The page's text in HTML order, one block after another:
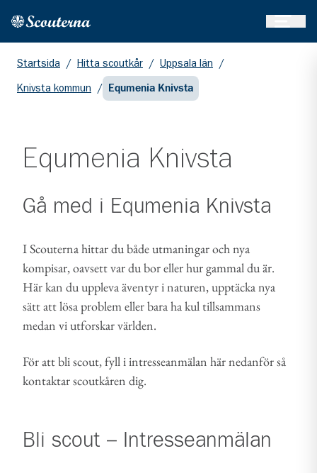
Hem
Startsida / Hitta scoutkår / Uppsala län /
Knivsta kommun / Equmenia Knivsta
Equmenia Knivsta
Gå med i Equmenia Knivsta
I Scouterna hittar du både utmaningar och nya
kompisar, oavsett var du bor eller hur gammal du är.
Här kan du uppleva äventyr i naturen, upptäcka nya
sätt att lösa problem eller bara ha kul tillsammans
medan vi utforskar världen.
För att bli scout, fyll i intresseanmälan här nedanför så
kontaktar scoutkåren dig.
Bli scout – Intresseanmälan